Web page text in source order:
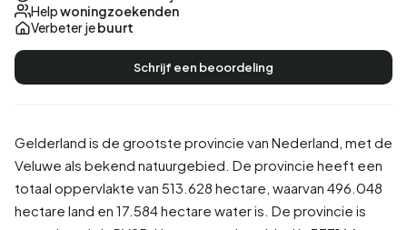
Gelderland is de grootste provincie van Nederland, met de
Veluwe als bekend natuurgebied. De provincie heeft een
totaal oppervlakte van 513.628 hectare, waarvan 496.048
hectare land en 17.584 hectare water is. De provincie is
Helpwoningzoekenden
Verbeter jebuurt
Schrijf een beoordeling